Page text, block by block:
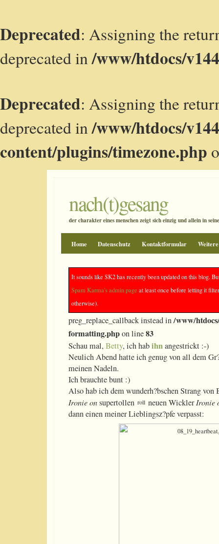
Deprecated: Assigning the
deprecated in/www/htdocs/
Deprecated: Assigning the
deprecated in/www/htdocs/
content/plugins/timezone.php
nach(t)gesang
der charakter eines menschen zeigt sich einzig und allein in
Home Datenschutz Kontaktformular
Heartbeat (Jeanny lebt)
Deprecated
preg_replace_callback instead in/www/
formatting.phpon line83
Schau mal, Betty, ich habihnangestrickt :-)
Neulich Abend hatte ich genug von all dem
meinen Nadeln.
Ich brauchte bunt :)
Also hab ich dem wunderh?bschen Strang
Ironie onsupertollen neuen WicklerIronie
dann einen meiner Lieblingsz?pfe verpasst:
It sounds like SK2 has recently been updated on this blog.
Spam Karma's admin page at least once before letting it
otherwise).